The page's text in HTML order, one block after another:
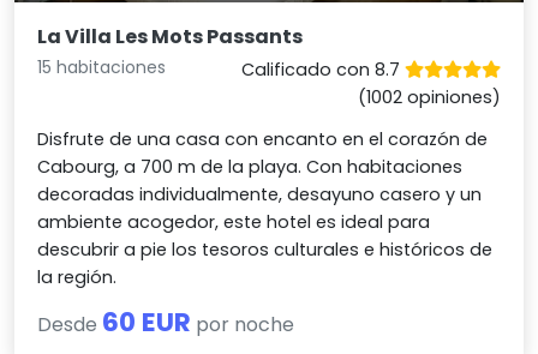
La Villa Les Mots Passants
15 habitaciones
Calificado con 8.7
(1002 opiniones)
Disfrute de una casa con encanto en el corazón de
Cabourg, a 700 m de la playa. Con habitaciones
decoradas individualmente, desayuno casero y un
ambiente acogedor, este hotel es ideal para
descubrir a pie los tesoros culturales e históricos de
la región.
Desde 60 EUR por noche